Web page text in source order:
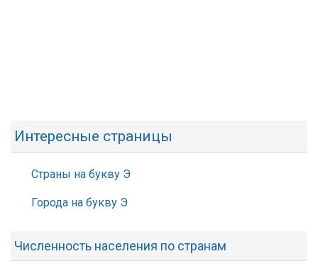
Интересные страницы
Страны на букву Э
Города на букву Э
Численность населения по странам